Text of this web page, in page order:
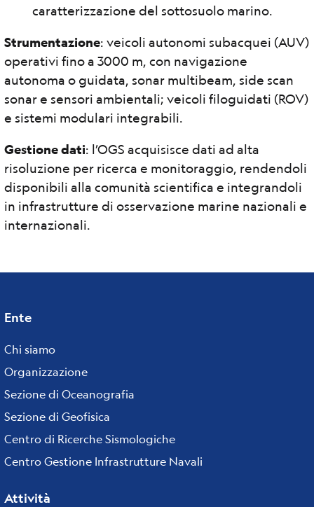
caratterizzazione del sottosuolo marino.
Strumentazione: veicoli autonomi subacquei (AUV)
operativi fino a 3000 m, con navigazione
autonoma o guidata, sonar multibeam, side scan
sonar e sensori ambientali; veicoli filoguidati (ROV)
e sistemi modulari integrabili.
Gestione dati: l’OGS acquisisce dati ad alta
risoluzione per ricerca e monitoraggio, rendendoli
disponibili alla comunità scientifica e integrandoli
in infrastrutture di osservazione marine nazionali e
internazionali.
Footer
menu
Ente
Chi siamo
Organizzazione
Sezione di Oceanografia
Sezione di Geofisica
Centro di Ricerche Sismologiche
Centro Gestione Infrastrutture Navali
Attività